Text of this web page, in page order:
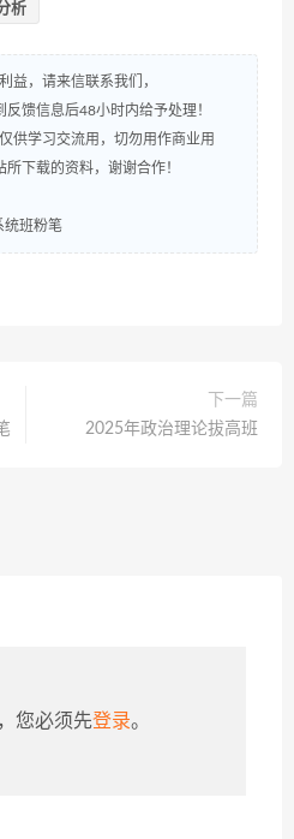
析
益，请来信联系我们，
馈信息后48小时内给予处理！
供学习交流用，切勿用作商业用
下载的资料，谢谢合作！
统班粉笔
下一篇
2025年政治理论拔高班
您必须先登录。